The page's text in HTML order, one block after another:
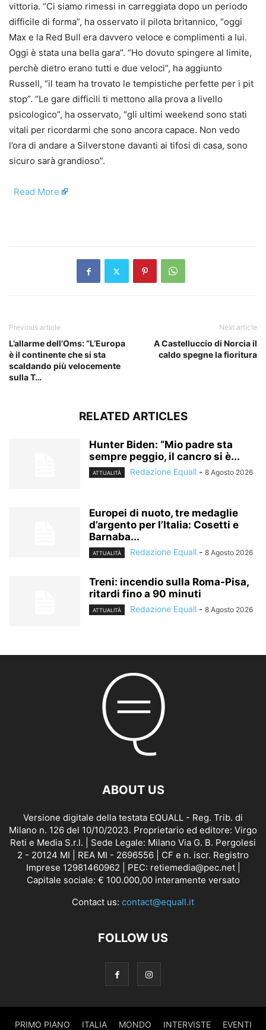
vittoria. “Ci siamo rimessi in carreggiata dopo un periodo
difficile di forma”, ha osservato il pilota britannico, “oggi
Max e la Red Bull era davvero veloce e complimenti a lui.
Oggi è stata una bella gara”. “Ho dovuto spingere al limite,
perchè dietro erano tutti e due veloci”, ha aggiunto
Russell, “il team ha trovato le tempistiche perfette per i pit
stop”. “Le gare difficili ti mettono alla prova a livello
psicologico”, ha osservato, “gli ultimi weekend sono stati
vitali per ricordarmi che sono ancora capace. Non vedo
l’ora di andare a Silverstone davanti ai tifosi di casa, sono
sicuro sarà grandioso”.
Read More
Previous article
L’allarme dell’Oms: “L’Europa
è il continente che si sta
scaldando più velocemente
sulla T…
Next article
A Castelluccio di Norcia il
caldo spegne la fioritura
RELATED ARTICLES
Hunter Biden: “Mio padre sta
sempre peggio, il cancro si è...
ATTUALITÀ Redazione Equall - 8 Agosto 2026
Europei di nuoto, tre medaglie
d’argento per l’Italia: Cosetti e
Barnaba...
ATTUALITÀ Redazione Equall - 8 Agosto 2026
Treni: incendio sulla Roma-Pisa,
ritardi fino a 90 minuti
ATTUALITÀ Redazione Equall - 8 Agosto 2026
ABOUT US
Versione digitale della testata EQUALL - Reg. Trib. di
Milano n. 126 del 10/10/2023. Proprietario ed editore: Virgo
Reti e Media S.r.l. | Sede Legale: Milano Via G. B. Pergolesi
2 - 20124 MI | REA MI - 2696556 | CF e n. iscr. Registro
Imprese 12981460962 | PEC: retiemedia@pec.net |
Capitale sociale: € 100.000,00 interamente versato
Contact us: contact@equall.it
FOLLOW US
PRIMO PIANO ITALIA MONDO INTERVISTE EVENTI